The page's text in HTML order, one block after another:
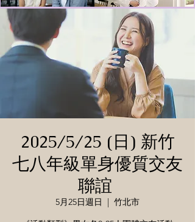
2025/5/25 (日) 新竹
七八年級單身優質交友
聯誼
5月25日週日
  |
竹北市